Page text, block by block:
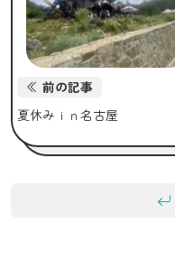
前の記事
夏休みｉｎ名古屋